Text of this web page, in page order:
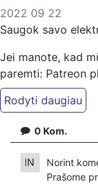
2022 09 22
Saugok savo
Jei manote, kad
paremti: Patreon
patreon.com/
PayPal paypal.me/
''Auka''
0 Kom.
Norint
Prašome